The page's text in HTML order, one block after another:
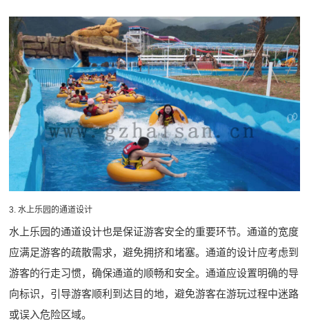
3. 水上乐园的通道设计
水上乐园的通道设计也是保证游客安全的重要环节。通道的宽度
应满足游客的疏散需求，避免拥挤和堵塞。通道的设计应考虑到
游客的行走习惯，确保通道的顺畅和安全。通道应设置明确的导
向标识，引导游客顺利到达目的地，避免游客在游玩过程中迷路
或误入危险区域。